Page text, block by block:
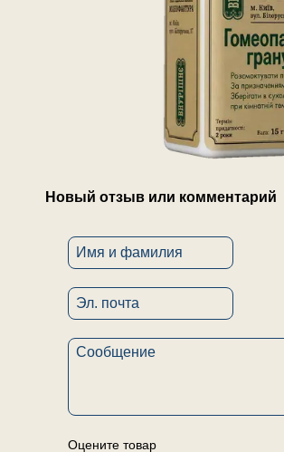
Новый отзыв или комментарий
Оцените товар